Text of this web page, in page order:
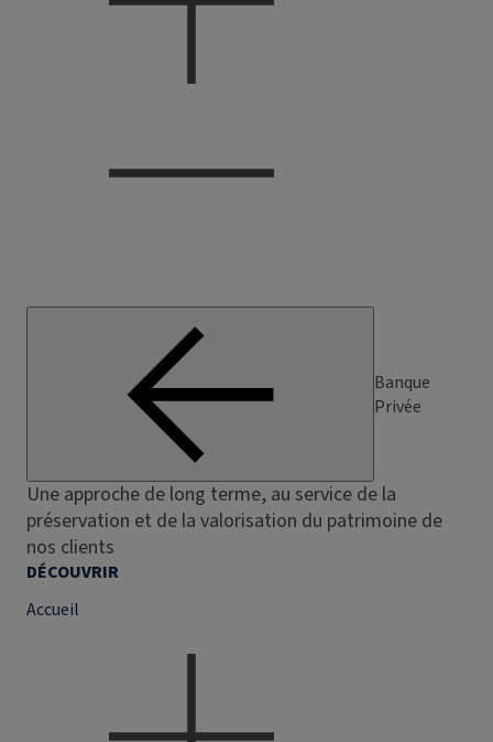
Banque
Privée
Une approche de long terme, au service de la
préservation et de la valorisation du patrimoine de
nos clients
DÉCOUVRIR
Accueil